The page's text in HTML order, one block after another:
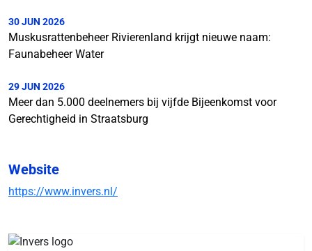
30 JUN 2026
Muskusrattenbeheer Rivierenland krijgt nieuwe naam:
Faunabeheer Water
29 JUN 2026
Meer dan 5.000 deelnemers bij vijfde Bijeenkomst voor
Gerechtigheid in Straatsburg
Website
https://www.invers.nl/